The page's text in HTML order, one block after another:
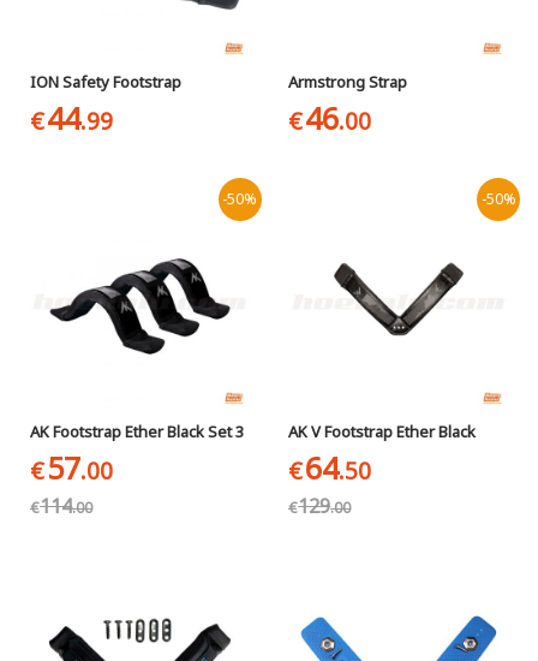
ION Safety Footstrap
€44.99
Armstrong Strap
€46.00
-50%
AK Footstrap Ether Black Set 3
€57.00
€114.00
-50%
AK V Footstrap Ether Black
€64.50
€129.00